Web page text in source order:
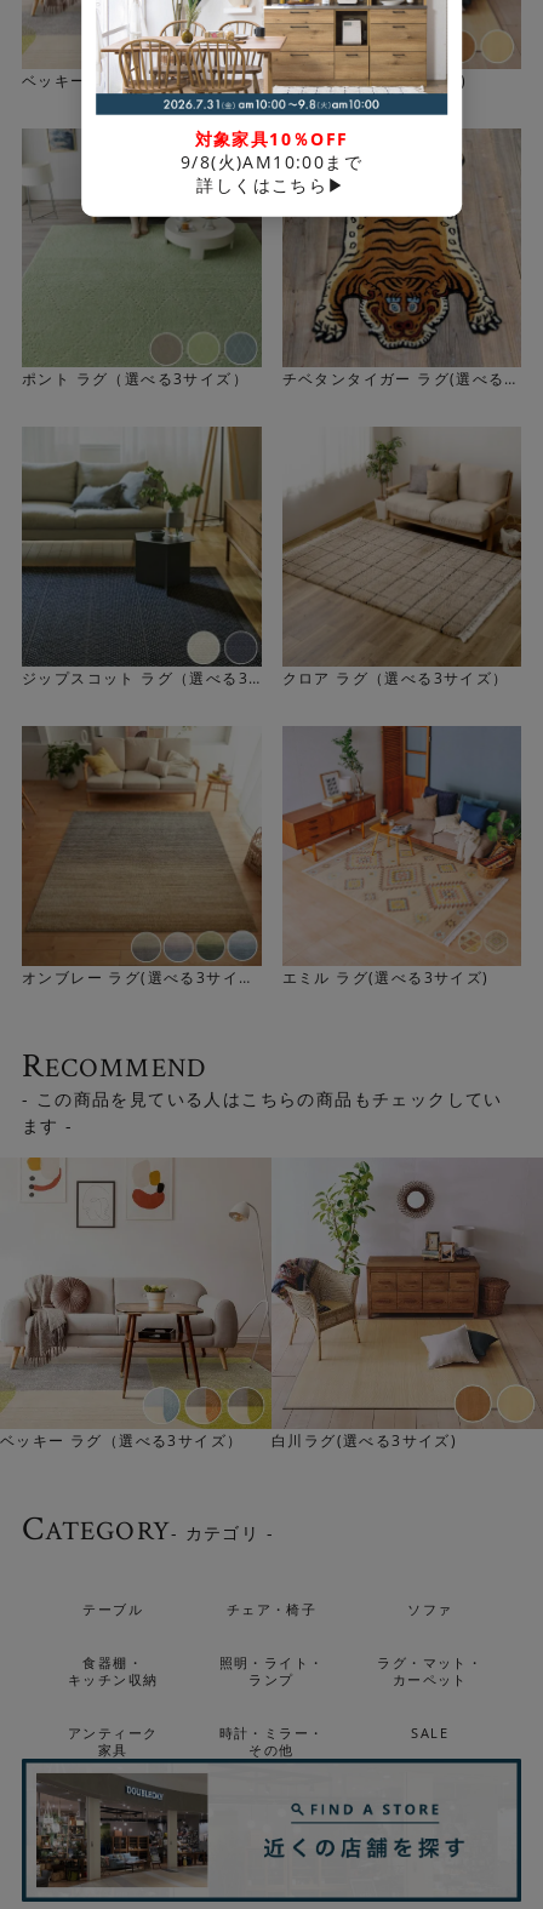
ペットと一緒に快適に過ごせる機能
防ダニ加工、高機能の消臭機能を施しています。裏面は、
清潔で安全性の高い滑り止め加工を採用し、 走り回っても
でオールシーズン快適、ペットはもちろん、 家族みんなが
安心して使える日本製ラグです。
玉が出にくく、擦り切れやへたりに強い耐久性を実現して
ベッキー ラグ（選べる3サイ
白川ラグ(選べる3サイズ)
ポント ラグ（選べる3サイズ）
チベタンタイガー ラグ(選べる3
ジップスコット ラグ（選べる3
クロア ラグ（選べる3サイズ）
オンブレー ラグ(選べる3サイ
エミル ラグ(選べる3サイズ)
RECOMMEND
- この商品を見ている人はこちらの商品もチェックしてい
ます -
ベッキー ラグ（選べる3サイズ） 白川ラグ(選べる3サイズ)
CATEGORY- カテゴリ -
テーブル チェア・椅子 ソファ
食器棚・
キッチン収納
照明・ライト・
ランプ
ラグ・マット・
カーペット
アンティーク
家具
時計・ミラー・
その他
SALE
対象家具10％OFF
9/8(火)AM10:00まで
詳しくはこちら▶